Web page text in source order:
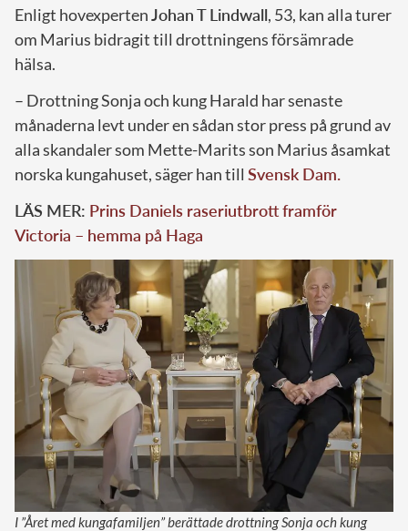
Enligt hovexpertenJohan T Lindwall, 53, kan alla turer
om Marius bidragit till drottningens försämrade
hälsa.
– Drottning Sonja och kung Harald har senaste
månaderna levt under en sådan stor press på grund av
alla skandaler som Mette-Marits son Marius åsamkat
norska kungahuset, säger han till Svensk Dam.
LÄS MER: Prins Daniels raseriutbrott framför
Victoria – hemma på Haga
I ”Året med kungafamiljen” berättade drottning Sonja och kung